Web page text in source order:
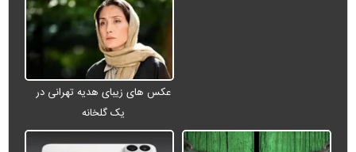
عکس های زیبای هدیه تهرانی در
یک گلخانه